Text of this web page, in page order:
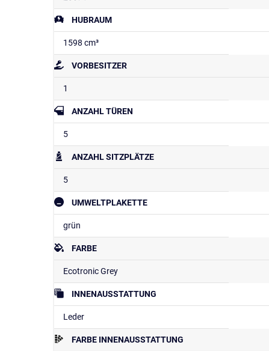
HUBRAUM
1598 cm³
VORBESITZER
1
ANZAHL TÜREN
5
ANZAHL SITZPLÄTZE
5
UMWELTPLAKETTE
grün
FARBE
Ecotronic Grey
INNENAUSSTATTUNG
Leder
FARBE INNENAUSSTATTUNG